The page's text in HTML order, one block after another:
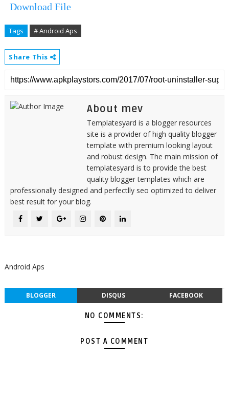
Download File
Tags # Android Aps
Share This
About mev
Templatesyard is a blogger resources
site is a provider of high quality blogger
template with premium looking layout
and robust design. The main mission of
templatesyard is to provide the best
quality blogger templates which are
professionally designed and perfectlly seo optimized to deliver
best result for your blog.
Android Aps
BLOGGER DISQUS FACEBOOK
NO COMMENTS:
POST A COMMENT